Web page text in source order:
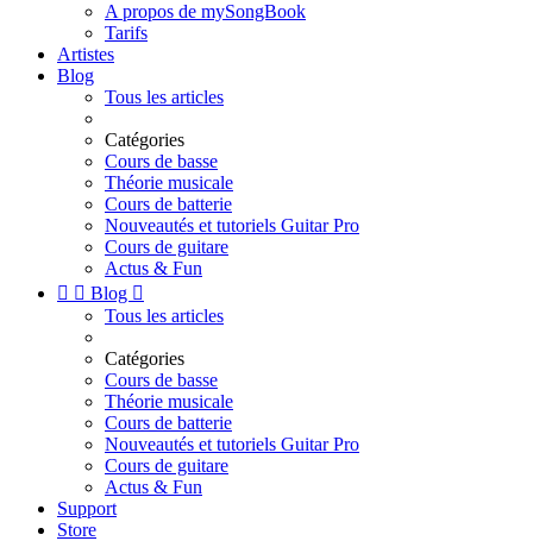
A propos de mySongBook
Tarifs
Artistes
Blog
Tous les articles
Catégories
Cours de basse
Théorie musicale
Cours de batterie
Nouveautés et tutoriels Guitar Pro
Cours de guitare
Actus & Fun
  Blog 
Tous les articles
Catégories
Cours de basse
Théorie musicale
Cours de batterie
Nouveautés et tutoriels Guitar Pro
Cours de guitare
Actus & Fun
Support
Store